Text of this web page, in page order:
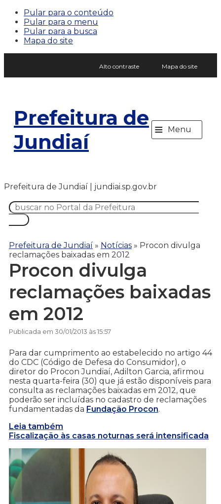
Pular para o conteúdo
Pular para o menu
Pular para a busca
Mapa do site
Alto contraste Mapa do site
Prefeitura de
Jundiaí
≡ Menu
Prefeitura de Jundiaí | jundiai.sp.gov.br
Prefeitura de Jundiaí » Notícias » Procon divulga
reclamações baixadas em 2012
Procon divulga
reclamações baixadas
em 2012
Publicada em 30/01/2013 às 15:57
Para dar cumprimento ao estabelecido no artigo 44
do CDC (Código de Defesa do Consumidor), o
diretor do Procon Jundiaí, Adilton Garcia, afirmou
nesta quarta-feira (30) que já estão disponíveis para
consulta as reclamações baixadas em 2012, que
poderão ser incluídas no cadastro de reclamações
fundamentadas da Fundação Procon.
Leia também
Fiscalização às casas noturnas será intensificada